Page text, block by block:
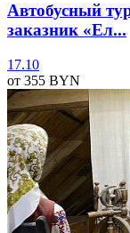
Автобусный
заказник «Ел...
17.10
от 355 BYN